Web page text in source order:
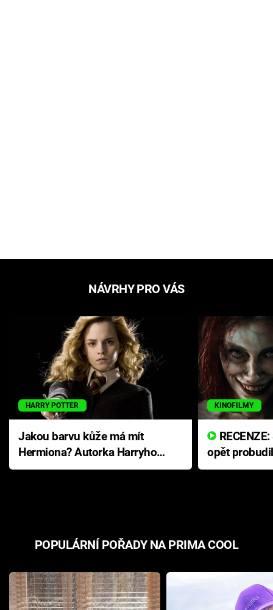
NÁVRHY PRO VÁS
HARRY POTTER
Jakou barvu kůže má mít
Hermiona? Autorka Harryho
Pottera přišla s ráznou
KINOFILMY
opět
přichází s
POPULÁRNÍ POŘADY NA PRIMA COOL